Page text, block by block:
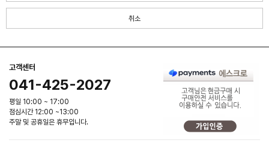
취소
고객센터
041-425-2027
평일 10:00 ~ 17:00
점심시간 12:00 ~13:00
주말 및 공휴일은 휴무입니다.